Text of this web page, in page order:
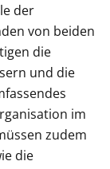
der
von beiden
die
und die
im
zudem
die